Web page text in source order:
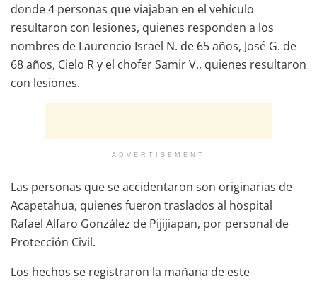
donde 4 personas que viajaban en el vehículo
resultaron con lesiones, quienes responden a los
nombres de Laurencio Israel N. de 65 años, José G. de
68 años, Cielo R y el chofer Samir V., quienes resultaron
con lesiones.
ADVERTISEMENT
Las personas que se accidentaron son originarias de
Acapetahua, quienes fueron traslados al hospital
Rafael Alfaro González de Pijijiapan, por personal de
Protección Civil.
Los hechos se registraron la mañana de este